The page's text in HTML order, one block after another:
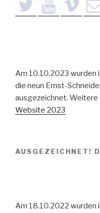
Am 10.10.2023 wurden
die neun Ernst-
ausgezeichnet. Weitere
Website 2023
AUSGEZEICHNET!
Am 18.10.2022 wurden